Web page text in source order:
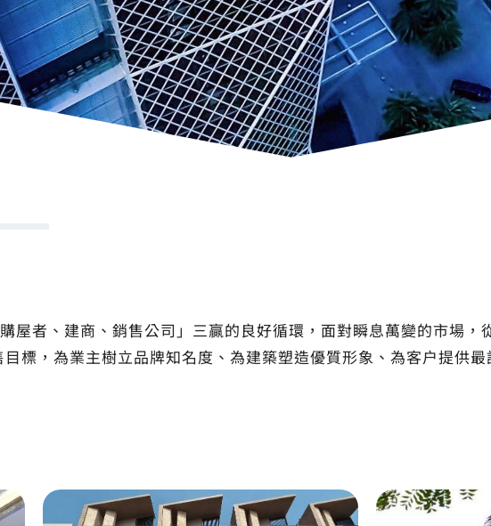
屋者、建商、銷售公司」三贏的良好循環，面對瞬息萬變的市場，
標，為業主樹立品牌知名度、為建築塑造優質形象、為客户提供